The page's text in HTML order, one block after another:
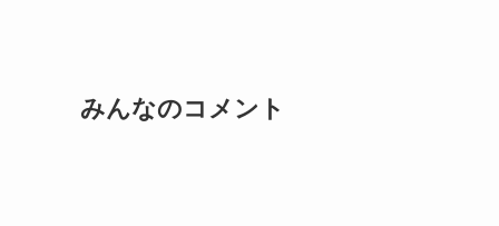
みんなのコメント